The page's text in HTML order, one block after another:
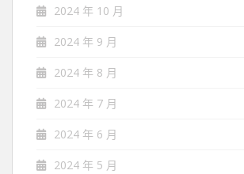
2024 年 10 月
2024 年 9 月
2024 年 8 月
2024 年 7 月
2024 年 6 月
2024 年 5 月